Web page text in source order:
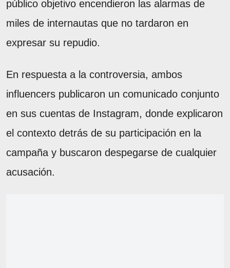
público objetivo encendieron las alarmas de
miles de internautas que no tardaron en
expresar su repudio.
En respuesta a la controversia, ambos
influencers publicaron un comunicado conjunto
en sus cuentas de Instagram, donde explicaron
el contexto detrás de su participación en la
campaña y buscaron despegarse de cualquier
acusación.